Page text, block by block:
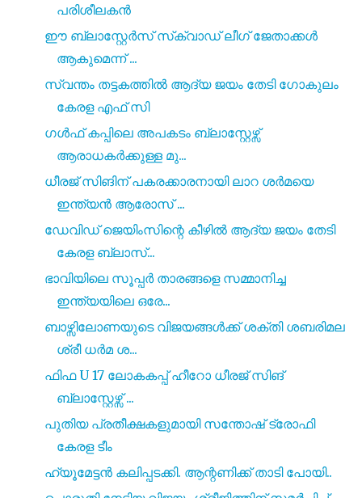
പരിശീലകൻ
ഈ ബ്ലാസ്റ്റേർസ് സ്‌ക്വാഡ് ലീഗ് ജേതാക്കൾ
ആകുമെന്ന് ...
സ്വന്തം തട്ടകത്തിൽ ആദ്യ ജയം തേടി ഗോകുലം
കേരള എഫ് സി
ഗൾഫ് കപ്പിലെ അപകടം ബ്ലാസ്റ്റേഴ്സ്
ആരാധകർക്കുള്ള മു...
ധീരജ് സിങിന് പകരക്കാരനായി ലാറ ശർമയെ
ഇന്ത്യൻ ആരോസ് ...
ഡേവിഡ് ജെയിംസിന്റെ കീഴിൽ ആദ്യ ജയം തേടി
കേരള ബ്ലാസ്...
ഭാവിയിലെ സൂപ്പർ താരങ്ങളെ സമ്മാനിച്ച
ഇന്ത്യയിലെ ഒരേ...
ബാഴ്സിലോണയുടെ വിജയങ്ങൾക്ക് ശക്തി ശബരിമല
ശ്രീ ധർമ ശ...
ഫിഫ U 17 ലോകകപ്പ് ഹീറോ ധീരജ് സിങ്
ബ്ലാസ്റ്റേഴ്സ്‌ ...
പുതിയ പ്രതീക്ഷകളുമായി സന്തോഷ് ട്രോഫി
കേരള ടീം
ഹ്യൂമേട്ടൻ കലിപ്പടക്കി. ആന്റണിക്ക് താടി പോയി..